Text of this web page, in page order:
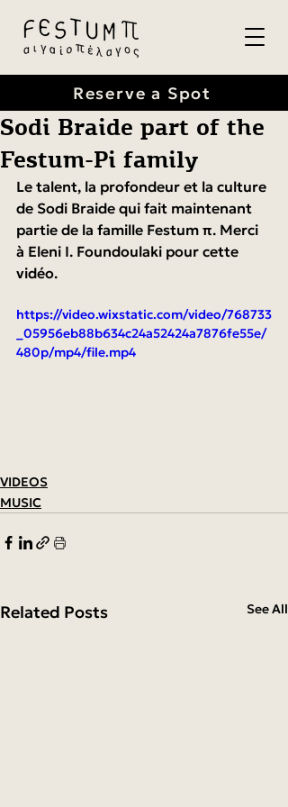
Reserve a Spot
Sodi Braide part of the
Festum-Pi family
Le talent, la profondeur et la culture
de Sodi Braide qui fait maintenant
partie de la famille Festum π. Merci
à Eleni I. Foundoulaki pour cette
vidéo.
https://video.wixstatic.com/video/768733
_05956eb88b634c24a52424a7876fe55e/
480p/mp4/file.mp4
VIDEOS
MUSIC
Related Posts See All